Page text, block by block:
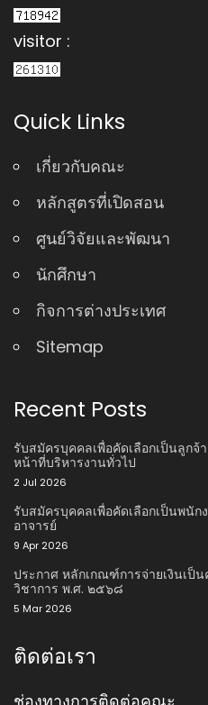
visitor :
Quick Links
เกี่ยวกับคณะ
หลักสูตรที่เปิดสอน
ศูนย์วิจัยและพัฒนา
นักศึกษา
กิจการต่างประเทศ
Sitemap
Recent Posts
รับสมัครบุคคลเพื่อคัดเลือกเป็นลูกจ้
หน้าที่บริหารงานทั่วไป
2 Jul 2026
รับสมัครบุคคลเพื่อคัดเลือกเป็นพนั
อาจารย์
9 Apr 2026
ประกาศ หลักเกณฑ์การจ่ายเงินเป็
วิชาการ พ.ศ. ๒๕๖๘
5 Mar 2026
ติดต่อเรา